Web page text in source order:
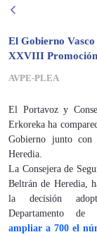
El Gobierno
XXVIII Promoción
AVPE-PLEA
El Portavoz y
Erkoreka ha
Gobierno junto con
Heredia.
La Consejera de
Beltrán de Heredia,
la decisión
Departamento de
ampliar a 700 el